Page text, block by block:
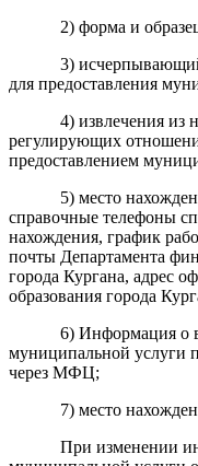
2) форма и
3)
для предоставления
4) извлечения из
регулирующих
предоставлением
5) место
справочные телефоны
нахождения, график
почты Департамента
города Кургана, адрес
образования города
6) Информация о
муниципальной услуги
через МФЦ;
7) место
При изменении